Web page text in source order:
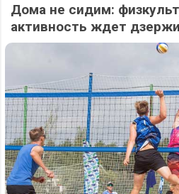
Дома не сидим:
активность ждет